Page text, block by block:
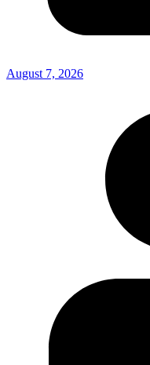
August 7, 2026